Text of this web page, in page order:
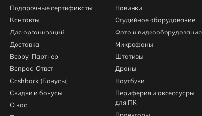
Подарочные сертификаты
Контакты
Для организаций
Доставка
Bobby-Партнер
Вопрос-Ответ
Cashback (Бонусы)
Скидки и бонусы
О нас
Новинки
Студийное оборудование
Фото и видеооборудование
Микрофоны
Штативы
Дроны
Ноутбуки
Периферия и аксессуары
для ПК
Проекторы